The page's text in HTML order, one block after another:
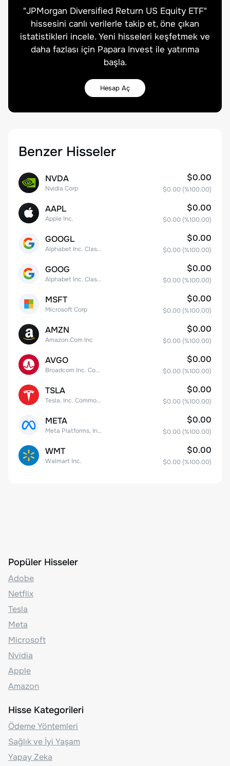
"JPMorgan Diversified Return US Equity ETF"
hissesini canlı verilerle takip et, öne çıkan
istatistikleri incele. Yeni hisseleri keşfetmek ve
daha fazlası için Papara Invest ile yatırıma
başla.
Hesap Aç
Benzer Hisseler
NVDA
Nvidia Corp
$0.00
$0.00 (%100.00)
AAPL
Apple Inc.
$0.00
$0.00 (%100.00)
GOOGL
Alphabet Inc. Class A Common Stock
$0.00
$0.00 (%100.00)
GOOG
Alphabet Inc. Class C Capital Stock
$0.00
$0.00 (%100.00)
MSFT
Microsoft Corp
$0.00
$0.00 (%100.00)
AMZN
Amazon.Com Inc
$0.00
$0.00 (%100.00)
AVGO
Broadcom Inc. Common Stock
$0.00
$0.00 (%100.00)
TSLA
Tesla, Inc. Common Stock
$0.00
$0.00 (%100.00)
META
Meta Platforms, Inc. Class A Common Stock
$0.00
$0.00 (%100.00)
WMT
Walmart Inc.
$0.00
$0.00 (%100.00)
Popüler Hisseler
Adobe
Netflix
Tesla
Meta
Microsoft
Nvidia
Apple
Amazon
Hisse Kategorileri
Ödeme Yöntemleri
Sağlık ve İyi Yaşam
Yapay Zeka